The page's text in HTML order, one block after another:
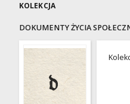
KOLEKCJA
DOKUMENTY ŻYCIA